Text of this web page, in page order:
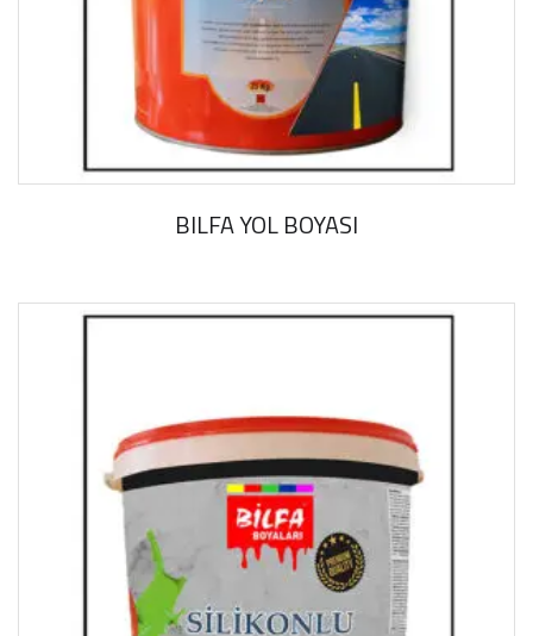
BILFA YOL BOYASI